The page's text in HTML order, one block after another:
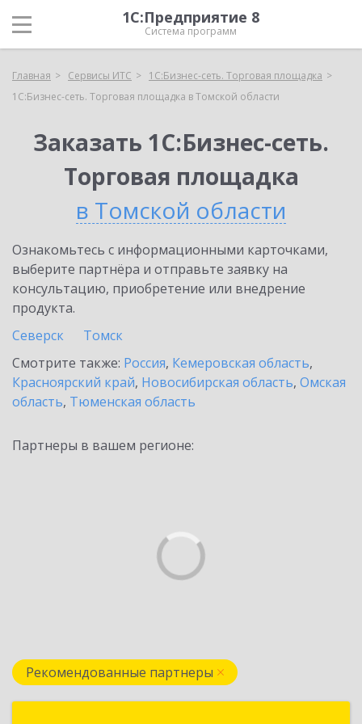
1С:Предприятие 8
Система программ
Главная Сервисы ИТС
1С:Бизнес-сеть. Торговая площадка
1С:Бизнес-сеть. Торговая площадка в Томской области
Заказать 1С:Бизнес-сеть.
Торговая площадка
в Томской области
Ознакомьтесь с информационными карточками,
выберите партнёра и отправьте заявку на
консультацию, приобретение или внедрение
продукта.
Северск
Томск
Смотрите также: Россия, Кемеровская область,
Красноярский край, Новосибирская область, Омская
область, Тюменская область
Партнеры в вашем регионе:
Рекомендованные партнеры